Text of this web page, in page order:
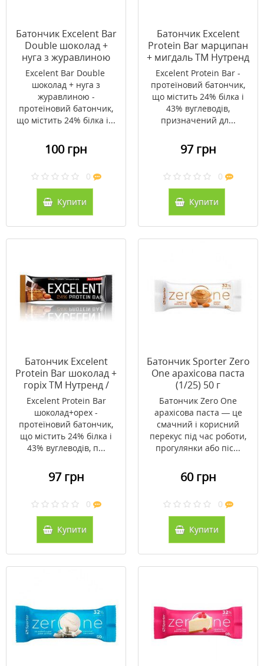
Батончик Excelent Bar
Double шоколад +
нуга з журавлиною
ТМ Нутренд / Nutrend
85г
Excelent Bar Double
шоколад + нуга з
журавлиною -
протеїновий батончик,
що містить 24% білка і...
100 грн
0
Купити
Батончик Excelent
Protein Bar марципан
+ мигдаль ТМ Нутренд
/ Nutrend 85г
Excelent Protein Bar -
протеїновий батончик,
що містить 24% білка і
43% вуглеводів,
призначений дл...
97 грн
0
Купити
Батончик Excelent
Protein Bar шоколад +
горіх ТМ Нутренд /
Nutrend 85г
Excelent Protein Bar
шоколад+орех -
протеїновий батончик,
що містить 24% білка і
43% вуглеводів, п...
97 грн
0
Купити
Батончик Sporter Zero
One арахісова паста
(1/25) 50 г
Батончик Zero One
арахісова паста — це
смачний і корисний
перекус під час роботи,
прогулянки або піс...
60 грн
0
Купити